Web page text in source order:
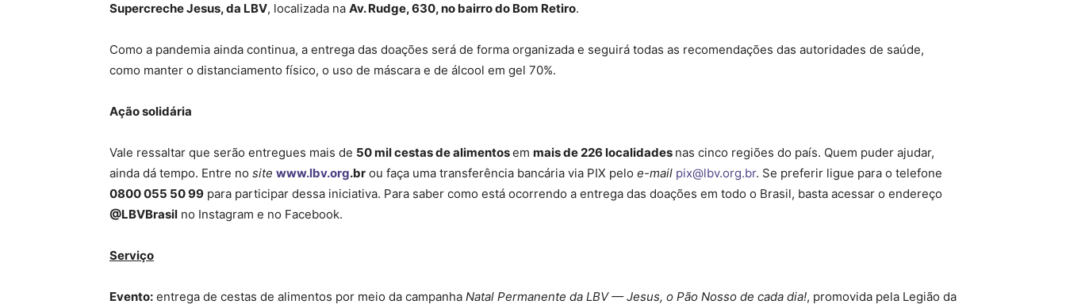
Supercreche Jesus, da LBV, localizada na Av. Rudge, 630, no bairro do Bom Retiro.
Como a pandemia ainda continua, a entrega das doações será de forma organizada e seguirá todas as recomendações das autoridades de saúde,
como manter o distanciamento físico, o uso de máscara e de álcool em gel 70%.
Ação solidária
Vale ressaltar que serão entregues mais de 50 mil cestas de alimentosem mais de 226 localidades nas cinco regiões do país. Quem puder ajudar,
ainda dá tempo. Entre no site www.lbv.org.br ou faça uma transferência bancária via PIX pelo e-mail pix@lbv.org.br. Se preferir ligue para o telefone
0800 055 50 99 para participar dessa iniciativa. Para saber como está ocorrendo a entrega das doações em todo o Brasil, basta acessar o endereço
@LBVBrasil no Instagram e no Facebook.
Serviço
Evento: entrega de cestas de alimentos por meio da campanha Natal Permanente da LBV — Jesus, o Pão Nosso de cada dia!, promovida pela Legião da